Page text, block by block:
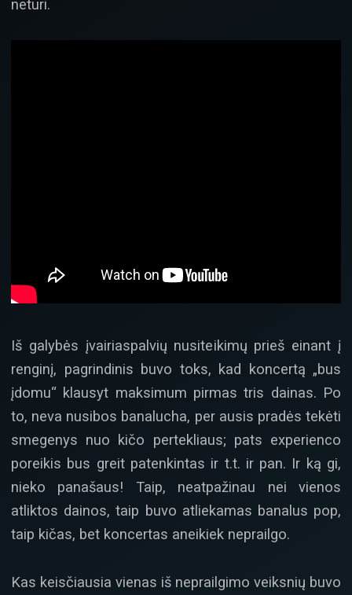
neturi.
Iš galybės įvairiaspalvių nusiteikimų prieš einant į
renginį, pagrindinis buvo toks, kad koncertą „bus
įdomu“ klausyt maksimum pirmas tris dainas. Po
to, neva nusibos banalucha, per ausis pradės tekėti
smegenys nuo kičo pertekliaus; pats experienco
poreikis bus greit patenkintas ir t.t. ir pan. Ir ką gi,
nieko panašaus! Taip, neatpažinau nei vienos
atliktos dainos, taip buvo atliekamas banalus pop,
taip kičas, bet koncertas aneikiek neprailgo.
Kas keisčiausia vienas iš neprailgimo veiksnių buvo